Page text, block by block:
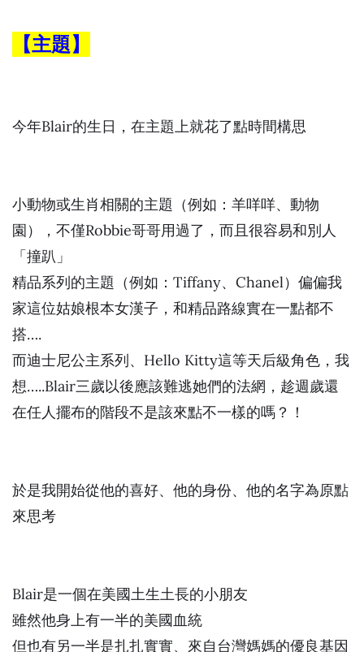
【主題】
今年Blair的生日，在主題上就花了點時間構思
小動物或生肖相關的主題（例如：羊咩咩、動物
園），不僅Robbie哥哥用過了，而且很容易和別人
「撞趴」
精品系列的主題（例如：Tiffany、Chanel）偏偏我
家這位姑娘根本女漢子，和精品路線實在一點都不
搭….
而迪士尼公主系列、Hello Kitty這等天后級角色，我
想…..Blair三歲以後應該難逃她們的法網，趁週歲還
在任人擺布的階段不是該來點不一樣的嗎？！
於是我開始從他的喜好、他的身份、他的名字為原點
來思考
Blair是一個在美國土生土長的小朋友
雖然他身上有一半的美國血統
但也有另一半是扎扎實實、來自台灣媽媽的優良基因